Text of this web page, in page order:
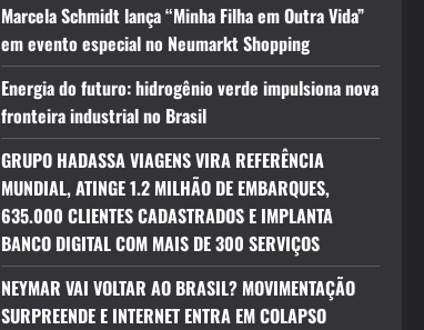
Marcela Schmidt lança “Minha Filha em Outra Vida”
em evento especial no Neumarkt Shopping
Energia do futuro: hidrogênio verde impulsiona nova
fronteira industrial no Brasil
GRUPO HADASSA VIAGENS VIRA REFERÊNCIA
MUNDIAL, ATINGE 1.2 MILHÃO DE EMBARQUES,
635.000 CLIENTES CADASTRADOS E IMPLANTA
BANCO DIGITAL COM MAIS DE 300 SERVIÇOS
NEYMAR VAI VOLTAR AO BRASIL? MOVIMENTAÇÃO
SURPREENDE E INTERNET ENTRA EM COLAPSO